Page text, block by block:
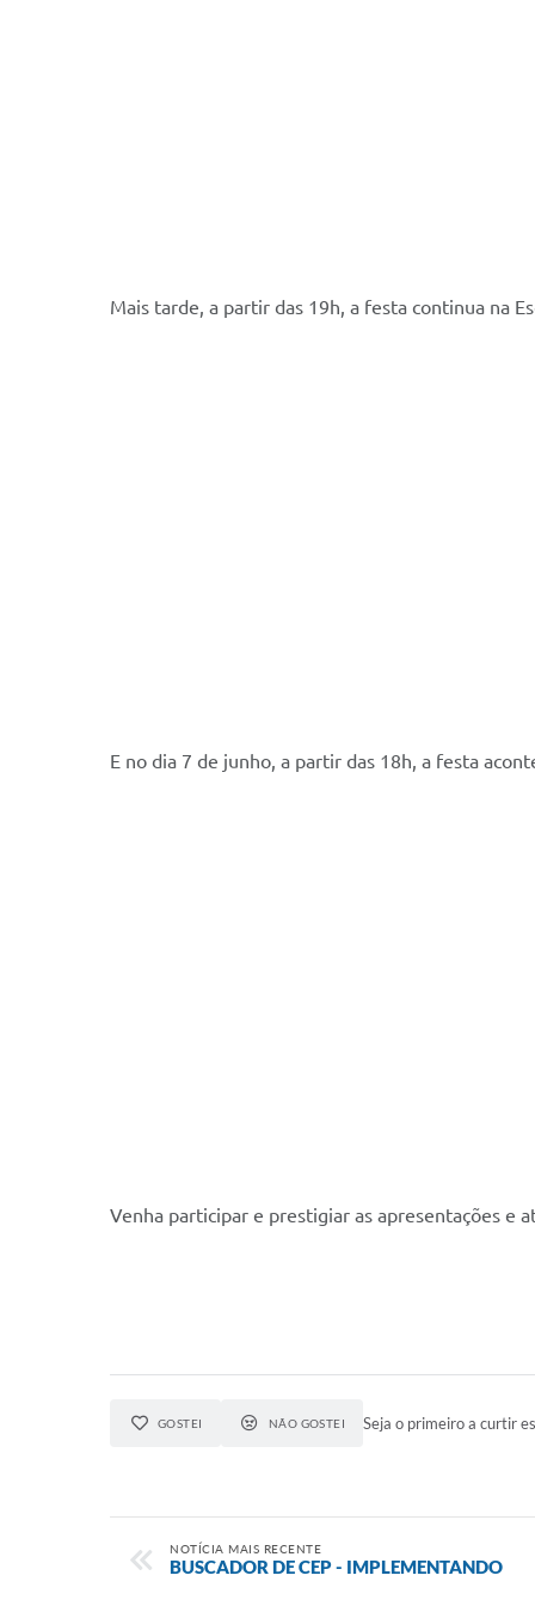
Mais tarde, a partir das 19h, a festa continua na
E no dia 7 de junho, a partir das 18h, a festa
Venha participar e prestigiar as apresentações e
GOSTEI NÃO GOSTEI Seja o primeiro a curtir
NOTÍCIA MAIS RECENTE
BUSCADOR DE CEP - IMPLEMENTANDO